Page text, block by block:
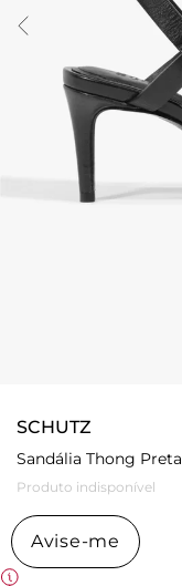
SCHUTZ
Sandália Thong Preta
Produto indisponível
Avise-me